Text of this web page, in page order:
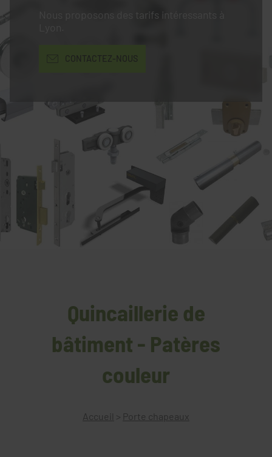
Nous proposons des tarifs intéressants à
CONTACTEZ-NOUS
Quincaillerie de
bâtiment - Patères
couleur
Accueil > Porte chapeaux